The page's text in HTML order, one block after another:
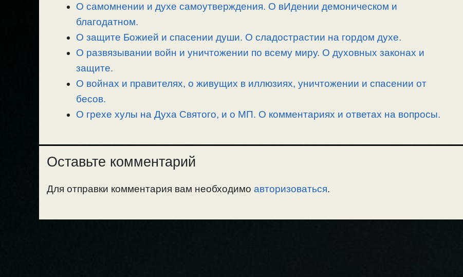
r
a
m
o
o
k
в
и
т
О самомнении и духе самоутверждения. О вИдении демоническом и
благодатном.
О защите Божией и спасении души. О сладострастии на гордом духе.
О развязывании войн и уничтожении по всему миру. О духовных законах и
защите.
О войнах и правителях, о живущих в иллюзиях, уничтожении и спасении от
бесов.
О грехе хулы на Духа Святого, и о МП. О комментариях и ответах на вопросы.
Оставьте комментарий
Для отправки комментария вам необходимо авторизоваться.